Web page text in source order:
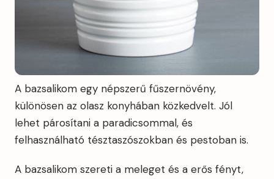
A bazsalikom egy népszerű fűszernövény,
különösen az olasz konyhában közkedvelt. Jól
lehet párosítani a paradicsommal, és
felhasználható tésztaszószokban és pestoban is.
A bazsalikom szereti a meleget és a erős fényt,